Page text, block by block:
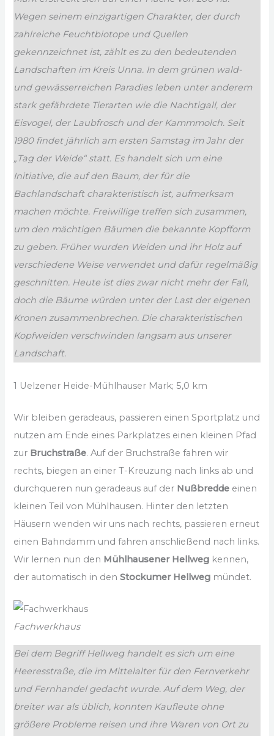
Wegen seinem einzigartigen Charakter, der durch
zahlreiche Feuchtbiotope und Quellen
gekennzeichnet ist, zählt es zu den bedeutenden
Landschaften im Kreis Unna. In dem grünen wald-
und gewässerreichen Paradies leben unter anderem
stark gefährdete Tierarten wie die Nachtigall, der
Eisvogel, der Laubfrosch und der Kammmolch. Seit
1980 findet jährlich am ersten Samstag im Jahr der
„Tag der Weide“ statt. Es handelt sich um eine
Initiative, die auf den Baum, der für die
Bachlandschaft charakteristisch ist, aufmerksam
machen möchte. Freiwillige treffen sich zusammen,
um den mächtigen Bäumen die bekannte Kopfform
zu geben. Früher wurden Weiden und ihr Holz auf
verschiedene Weise verwendet und dafür regelmäßig
geschnitten. Heute ist dies zwar nicht mehr der Fall,
doch die Bäume würden unter der Last der eigenen
Kronen zusammenbrechen. Die charakteristischen
Kopfweiden verschwinden langsam aus unserer
Landschaft.
1 Uelzener Heide-Mühlhauser Mark; 5,0 km
Wir bleiben geradeaus, passieren einen Sportplatz und
nutzen am Ende eines Parkplatzes einen kleinen Pfad
zur Bruchstraße. Auf der Bruchstraße fahren wir
rechts, biegen an einer T-Kreuzung nach links ab und
durchqueren nun geradeaus auf der Nußbredde einen
kleinen Teil von Mühlhausen. Hinter den letzten
Häusern wenden wir uns nach rechts, passieren erneut
einen Bahndamm und fahren anschließend nach links.
Wir lernen nun den Mühlhausener Hellweg kennen,
der automatisch in denStockumer Hellweg mündet.
Fachwerkhaus
Bei dem Begriff Hellweg handelt es sich um eine
Heeresstraße, die im Mittelalter für den Fernverkehr
und Fernhandel gedacht wurde. Auf dem Weg, der
breiter war als üblich, konnten Kaufleute ohne
größere Probleme reisen und ihre Waren von Ort zu